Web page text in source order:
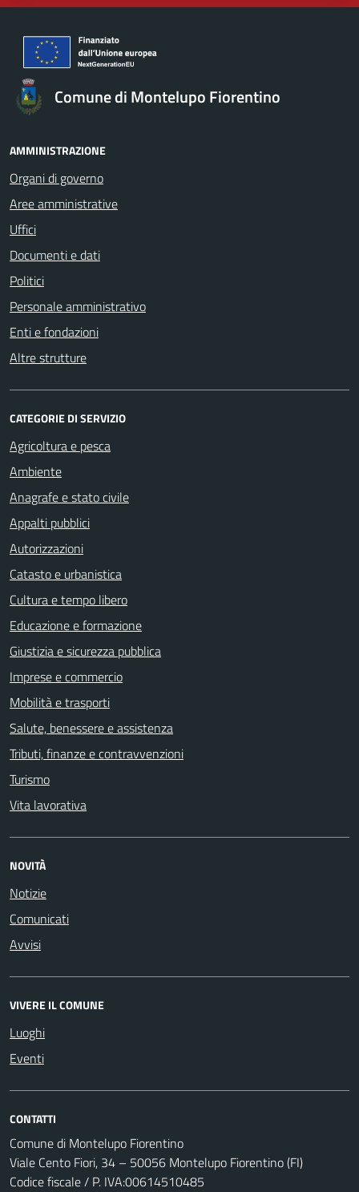
Comune di Montelupo Fiorentino
AMMINISTRAZIONE
Organi di governo
Aree amministrative
Uffici
Documenti e dati
Politici
Personale amministrativo
Enti e fondazioni
Altre strutture
CATEGORIE DI SERVIZIO
Agricoltura e pesca
Ambiente
Anagrafe e stato civile
Appalti pubblici
Autorizzazioni
Catasto e urbanistica
Cultura e tempo libero
Educazione e formazione
Giustizia e sicurezza pubblica
Imprese e commercio
Mobilità e trasporti
Salute, benessere e assistenza
Tributi, finanze e contravvenzioni
Turismo
Vita lavorativa
NOVITÀ
Notizie
Comunicati
Avvisi
VIVERE IL COMUNE
Luoghi
Eventi
CONTATTI
Comune di Montelupo Fiorentino
Viale Cento Fiori, 34 – 50056 Montelupo Fiorentino (FI)
Codice fiscale / P. IVA:00614510485